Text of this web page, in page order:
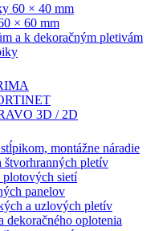
60 × 40 mm
× 60 mm
a k dekoračným pletivám
3D / 2D
montážne náradie
pletív
plotových sietí
panelov
a uzlových pletív
dekoračného oplotenia